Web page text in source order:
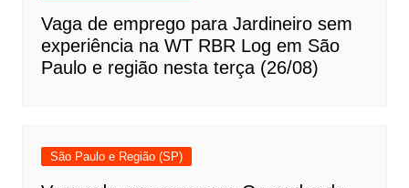
Vaga de emprego para Jardineiro sem
experiência na WT RBR Log em São
Paulo e região nesta terça (26/08)
São Paulo e Região (SP)